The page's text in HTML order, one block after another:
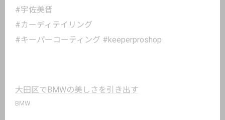
#宇佐美晋
#カーディテイリング
#キーパーコーティング #keeperproshop
大田区でBMWの美しさを引き出す
BMW